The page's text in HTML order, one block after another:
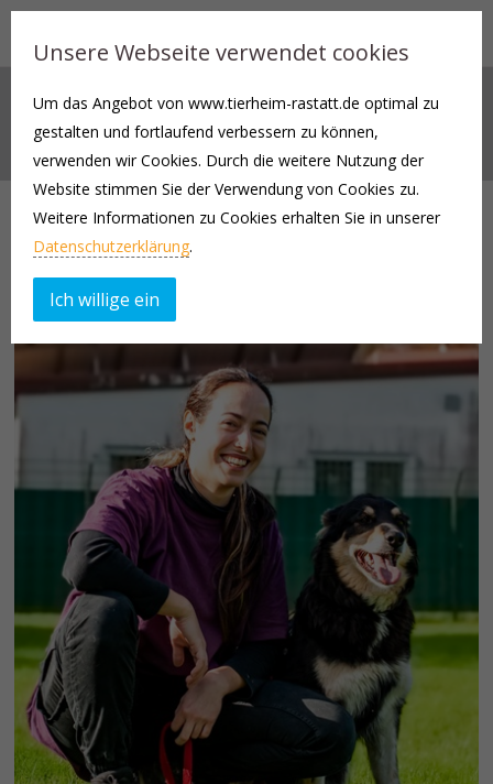
TIERHEIMTEAM
Wir stellen vor
Unsere Webseite verwendet cookies
Um das Angebot von www.tierheim-rastatt.de optimal zu
gestalten und fortlaufend verbessern zu können,
verwenden wir Cookies. Durch die weitere Nutzung der
Website stimmen Sie der Verwendung von Cookies zu.
Weitere Informationen zu Cookies erhalten Sie in unserer
Datenschutzerklärung.
Ich willige ein